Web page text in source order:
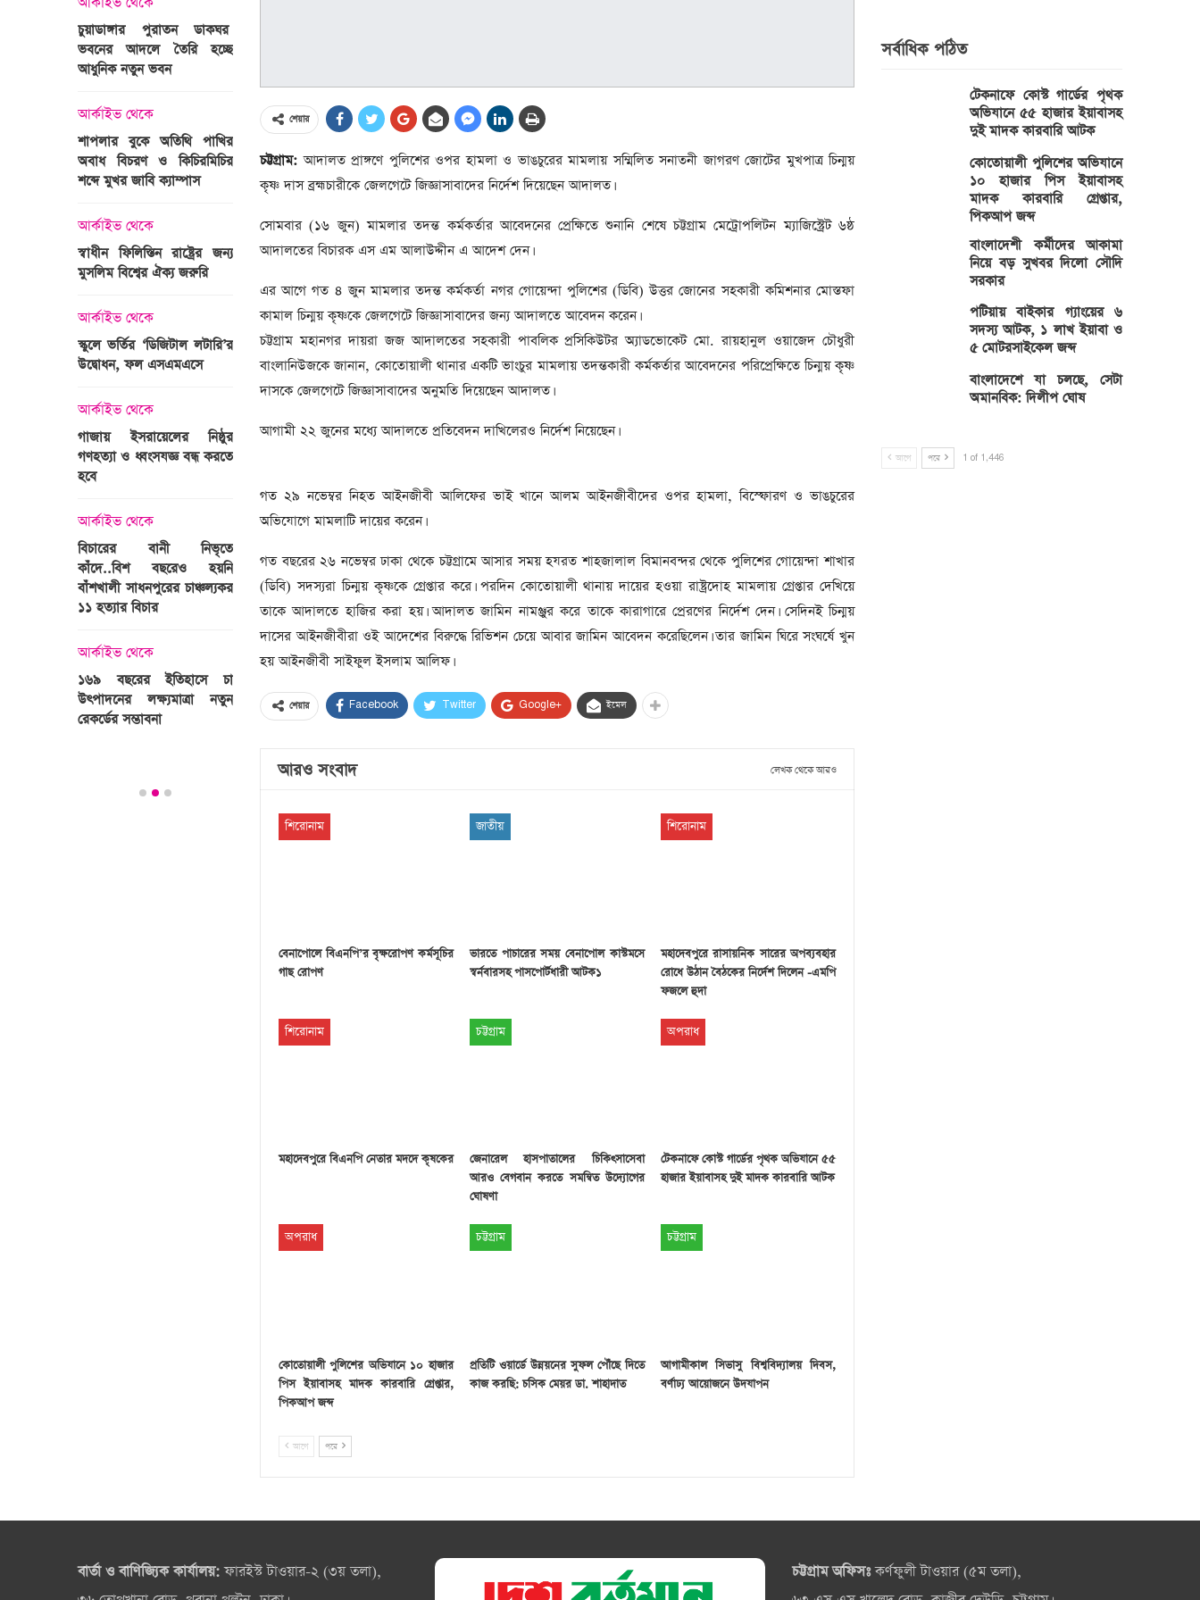
শেয়ার
চট্টগ্রাম:আদালত প্রাঙ্গণে পুলিশের ওপর হামলা ও ভাঙচুরের মামলায় সম্মিলিত সনাতনী জাগরণ জোটের মুখপাত্র চিন্ময়
কৃষ্ণ দাস ব্রহ্মচারীকে জেলগেটে জিজ্ঞাসাবাদের নির্দেশ দিয়েছেন আদালত।
সোমবার (১৬ জুন) মামলার তদন্ত কর্মকর্তার আবেদনের প্রেক্ষিতে শুনানি শেষে চট্টগ্রাম মেট্রোপলিটন ম্যাজিস্ট্রেট ৬ষ্ঠ
আদালতের বিচারক এস এম আলাউদ্দীন এ আদেশ দেন।
এর আগে গত ৪ জুন মামলার তদন্ত কর্মকর্তা নগর গোয়েন্দা পুলিশের (ডিবি) উত্তর জোনের সহকারী কমিশনার মোস্তফা
কামাল চিন্ময় কৃষ্ণকে জেলগেটে জিজ্ঞাসাবাদের জন্য আদালতে আবেদন করেন।
চট্টগ্রাম মহানগর দায়রা জজ আদালতের সহকারী পাবলিক প্রসিকিউটর অ্যাডভোকেট মো. রায়হানুল ওয়াজেদ চৌধুরী
বাংলানিউজকে জানান, কোতোয়ালী থানার একটি ভাংচুর মামলায় তদন্তকারী কর্মকর্তার আবেদনের পরিপ্রেক্ষিতে চিন্ময় কৃষ্ণ
দাসকে জেলগেটে জিজ্ঞাসাবাদের অনুমতি দিয়েছেন আদালত।
আগামী ২২ জুনের মধ্যে আদালতে প্রতিবেদন দাখিলেরও নির্দেশ নিয়েছেন।
গত ২৯ নভেম্বর নিহত আইনজীবী আলিফের ভাই খানে আলম আইনজীবীদের ওপর হামলা, বিস্ফোরণ ও ভাঙচুরের
অভিযোগে মামলাটি দায়ের করেন।
গত বছরের ২৬ নভেম্বর ঢাকা থেকে চট্টগ্রামে আসার সময় হযরত শাহজালাল বিমানবন্দর থেকে পুলিশের গোয়েন্দা শাখার
(ডিবি) সদস্যরা চিন্ময় কৃষ্ণকে গ্রেপ্তার করে। পরদিন কোতোয়ালী থানায় দায়ের হওয়া রাষ্ট্রদোহ মামলায় গ্রেপ্তার দেখিয়ে
তাকে আদালতে হাজির করা হয়। আদালত জামিন নামঞ্জুর করে তাকে কারাগারে প্রেরণের নির্দেশ দেন। সেদিনই চিন্ময়
দাসের আইনজীবীরা ওই আদেশের বিরুদ্ধে রিভিশন চেয়ে আবার জামিন আবেদন করেছিলেন। তার জামিন ঘিরে সংঘর্ষে খুন
হয় আইনজীবী সাইফুল ইসলাম আলিফ।
শেয়ার Facebook Twitter Google+ ইমেল
আরও সংবাদ লেখক থেকে আরও
শিরোনাম
বেনাপোলে বিএনপি’র বৃক্ষরোপণ কর্মসূচির
গাছ রোপণ
জাতীয়
ভারতে পাচারের সময় বেনাপোল কাস্টমসে
স্বর্নবারসহ পাসপোর্টধারী আটক১
শিরোনাম
মহাদেবপুরে রাসায়নিক সারের অপব্যবহার
রোধে উঠান বৈঠকের নির্দেশ দিলেন -এমপি
ফজলে হুদা
শিরোনাম
মহাদেবপুরে বিএনপি নেতার মদদে কৃষকের
চট্টগ্রাম
জেনারেল হাসপাতালের চিকিৎসাসেবা
আরও বেগবান করতে সমন্বিত উদ্যোগের
ঘোষণা
অপরাধ
টেকনাফে কোস্ট গার্ডের পৃথক অভিযানে ৫৫
হাজার ইয়াবাসহ দুই মাদক কারবারি আটক
অপরাধ
কোতোয়ালী পুলিশের অভিযানে ১০ হাজার
পিস ইয়াবাসহ মাদক কারবারি গ্রেপ্তার,
পিকআপ জব্দ
চট্টগ্রাম
প্রতিটি ওয়ার্ডে উন্নয়নের সুফল পৌঁছে দিতে
কাজ করছি: চসিক মেয়র ডা. শাহাদাত
চট্টগ্রাম
আগামীকাল সিভাসু বিশ্ববিদ্যালয় দিবস,
বর্ণাঢ্য আয়োজনে উদযাপন
আগে পরে
সর্বাধিক পঠিত
টেকনাফে কোস্ট গার্ডের পৃথক
অভিযানে ৫৫ হাজার ইয়াবাসহ
দুই মাদক কারবারি আটক
কোতোয়ালী পুলিশের অভিযানে
১০ হাজার পিস ইয়াবাসহ
মাদক কারবারি গ্রেপ্তার,
পিকআপ জব্দ
বাংলাদেশী কর্মীদের আকামা
নিয়ে বড় সুখবর দিলো সৌদি
সরকার
পটিয়ায় বাইকার গ্যাংয়ের ৬
সদস্য আটক, ১ লাখ ইয়াবা ও
৫ মোটরসাইকেল জব্দ
বাংলাদেশে যা চলছে, সেটা
অমানবিক: দিলীপ ঘোষ
আগে পরে 1 of 1,446
চুয়াডাঙ্গার পুরাতন ডাকঘর
ভবনের আদলে তৈরি হচ্ছে
আধুনিক নতুন ভবন
আর্কাইভ থেকে
শাপলার বুকে অতিথি পাখির
অবাধ বিচরণ ও কিচিরমিচির
শব্দে মুখর জাবি ক্যাম্পাস
আর্কাইভ থেকে
স্বাধীন ফিলিস্তিন রাষ্ট্রের জন্য
মুসলিম বিশ্বের ঐক্য জরুরি
আর্কাইভ থেকে
স্কুলে ভর্তির ‘ডিজিটাল লটারি’র
উদ্বোধন, ফল এসএমএসে
আর্কাইভ থেকে
গাজায় ইসরায়েলের নিষ্ঠুর
গণহত্যা ও ধ্বংসযজ্ঞ বন্ধ করতে
হবে
আর্কাইভ থেকে
বিচারের বানী নিভৃতে
কাঁদে..বিশ বছরেও হয়নি
বাঁশখালী সাধনপুরের চাঞ্চল্যকর
১১ হত্যার বিচার
আর্কাইভ থেকে
১৬৯ বছরের ইতিহাসে চা
উৎপাদনের লক্ষ্যমাত্রা নতুন
রেকর্ডের সম্ভাবনা
আন্তর্জাতিক
মাওলানা তারেক জামিলের
ছেলের মৃত্যু
আন্তর্জাতিক
বিশ্বকাপ ইাতহাসে সাকিবের
আর্কাইভ থেকে
টানেল উদ্বোধন : প্রধানমন্ত্রীর
জনসভায় যোগ দিচ্ছেন দলীয়
নেতাকর্মীরা
আর্কাইভ থেকে
প্রচারণা
স্বামীকে বেঁধে স্ত্রীকে গণধর্ষণ, ২
ধর্ষককে পুলিশে দিল মা-বাবা
আর্কাইভ থেকে
প্রস্তুত গাবতলীর হাট
সময় নিরবচ্ছিন্ন বিদ্যুৎ রাখার
নির্দেশ: প্রধানমন্ত্রী তারেক
রহমান
আর্কাইভ থেকে
তারেক রহমান
নতুন মন্ত্রিসভা ৫০ সদস্যের হতে
পারে, ২৫ পূর্ণমন্ত্রী, প্রতিমন্ত্রী
২৪
আর্কাইভ থেকে
সাবেক প্রধানমন্ত্রী খালেদা
জিয়ার মৃত্যুতে ৩ দিনের রাষ্ট্রীয়
শোক, প্রজ্ঞাপন জারি
আর্কাইভ থেকে
আর্কাইভ থেকে
ঐতিহাসিক পাগলা
মসজিদ:দানবাক্সে মিলল রেকর্ড
৬ কোটি ৩২ লাখ টাকা
আর্কাইভ থেকে
৫ বছর পর পর নির্বাচনি
বার্তা ও বাণিজ্যিক কার্যালয়:ফারইস্ট টাওয়ার-২ (৩য় তলা),
চট্টগ্রাম অফিসঃকর্ণফুলী টাওয়ার (৫ম তলা),